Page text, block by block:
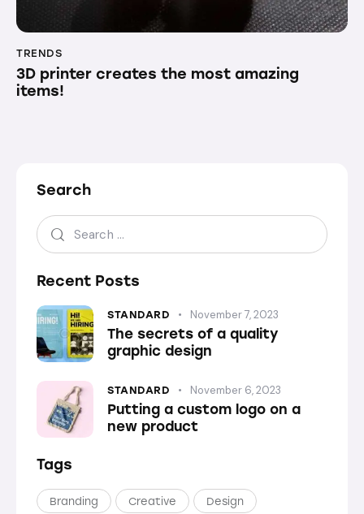
TRENDS
3D printer creates the most amazing
items!
Search
Recent Posts
STANDARD November 7, 2023
The secrets of a quality
graphic design
STANDARD November 6, 2023
Putting a custom logo on a
new product
Tags
Branding Creative Design